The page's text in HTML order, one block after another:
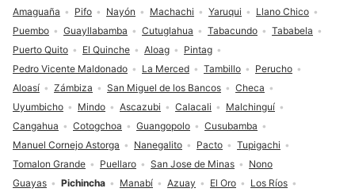
Guayas Pichincha Manabí Azuay El Oro
Los Ríos
Amaguaña
Pifo Nayón Machachi Yaruqui
Llano Chico
Puembo
Guayllabamba Cutuglahua Tabacundo
Tababela
Puerto Quito
El Quinche Aloag
Pintag
Pedro Vicente Maldonado
La Merced Tambillo
Perucho
Aloasí
Zámbiza San Miguel de los Bancos
Checa
Uyumbicho
Mindo Ascazubi Calacali
Malchinguí
Cangahua
Cotogchoa Guangopolo
Cusubamba
Manuel Cornejo Astorga
Nanegalito Pacto
Tupigachi
Tomalon Grande
Puellaro San Jose de Minas Nono